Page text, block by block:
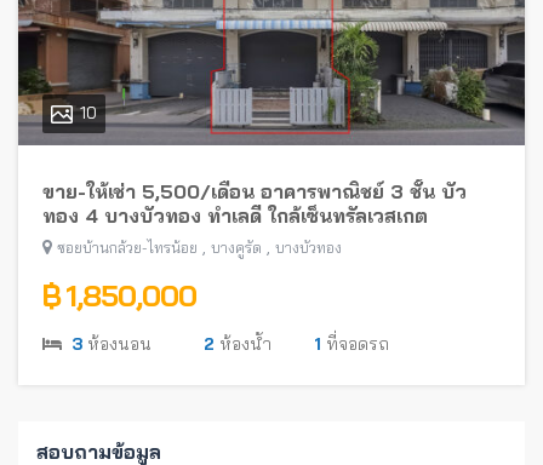
10
ขาย-ให้เช่า 5,500/เดือน อาคารพาณิชย์ 3 ชั้น บัว
ทอง 4 บางบัวทอง ทำเลดี ใกล้เซ็นทรัลเวสเกต
ซอยบ้านกล้วย-ไทรน้อย , บางคูรัด , บางบัวทอง
฿ 1,850,000
3 ห้องนอน 2 ห้องน้ำ 1 ที่จอดรถ
สอบถามข้อมูล